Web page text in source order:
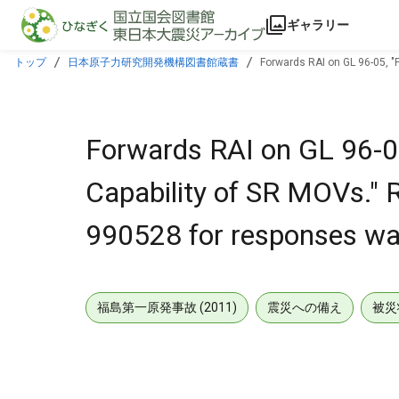
本文に飛ぶ
ギャラリー
トップ 日本原子力研究開発機構図書館蔵書 Forwards RAI on GL 96-
Forwards RAI on GL 96-
Capability of SR MOVs."
990528 for responses
福島第一原発事故 (2011) 震災への備え 被災